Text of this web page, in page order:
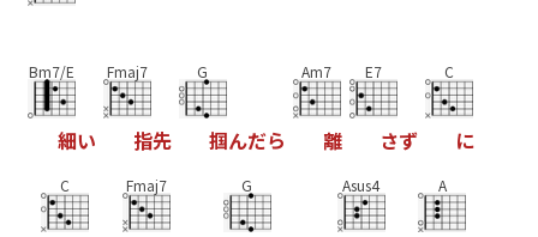
Bm7/E
細い
Fmaj7
指先
G
掴んだら
Am7
離
E7
さず
C
に
C Fmaj7 G Asus4 A